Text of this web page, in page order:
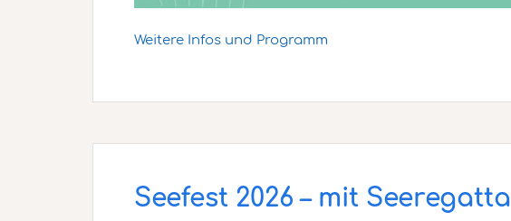
Weitere Infos und Programm
Seefest 2026 – mit Seeregatta